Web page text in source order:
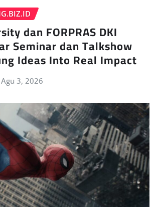
dan FORPRAS DKI
Seminar dan Talkshow
Ideas Into Real Impact
Agu 3, 2026